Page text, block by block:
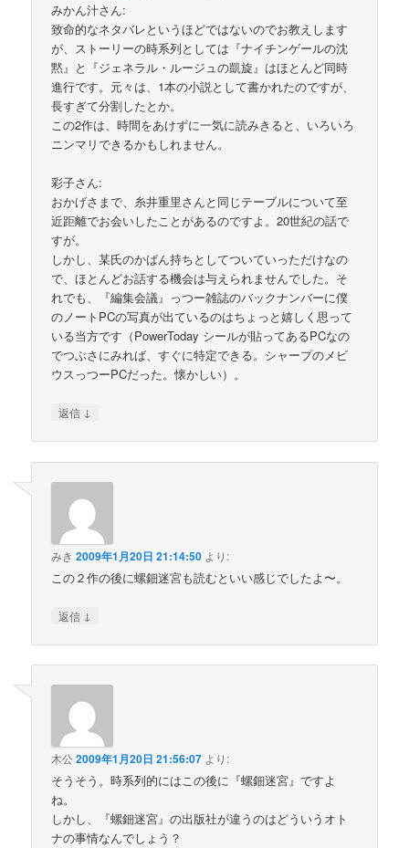
みかん汁さん:
致命的なネタバレというほどではないのでお教えします
が、ストーリーの時系列としては『ナイチンゲールの沈
黙』と『ジェネラル・ルージュの凱旋』はほとんど同時
進行です。元々は、1本の小説として書かれたのですが、
長すぎて分割したとか。
この2作は、時間をあけずに一気に読みきると、いろいろ
ニンマリできるかもしれません。
彩子さん:
おかげさまで、糸井重里さんと同じテーブルについて至
近距離でお会いしたことがあるのですよ。20世紀の話で
すが。
しかし、某氏のかばん持ちとしてついていっただけなの
で、ほとんどお話する機会は与えられませんでした。そ
れでも、『編集会議』っつー雑誌のバックナンバーに僕
のノートPCの写真が出ているのはちょっと嬉しく思って
いる当方です（PowerToday シールが貼ってあるPCなの
でつぶさにみれば、すぐに特定できる。シャープのメビ
ウスっつーPCだった。懐かしい）。
返信 ↓
みき 2009年1月20日 21:14:50 より:
この２作の後に螺鈿迷宮も読むといい感じでしたよ〜。
返信 ↓
木公2009年1月20日 21:56:07 より:
そうそう。時系列的にはこの後に『螺鈿迷宮』ですよ
ね。
しかし、『螺鈿迷宮』の出版社が違うのはどういうオト
ナの事情なんでしょう？